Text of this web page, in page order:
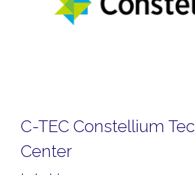
C-TEC Constellium
Center